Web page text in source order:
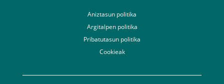
Aniztasun politika
Argitalpen politika
Pribatutasun politika
Cookieak